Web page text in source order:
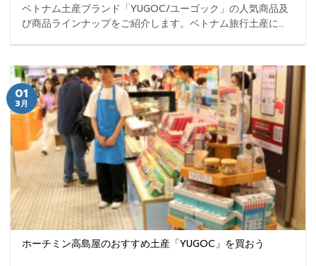
ベトナム土産ブランド「YUGOC/ユーゴック」の人気商品及
び商品ラインナップをご紹介します。ベトナム旅行土産に迷
ホーチミン高島屋のおすすめ土産「YUGOC」を買おう
01
3月